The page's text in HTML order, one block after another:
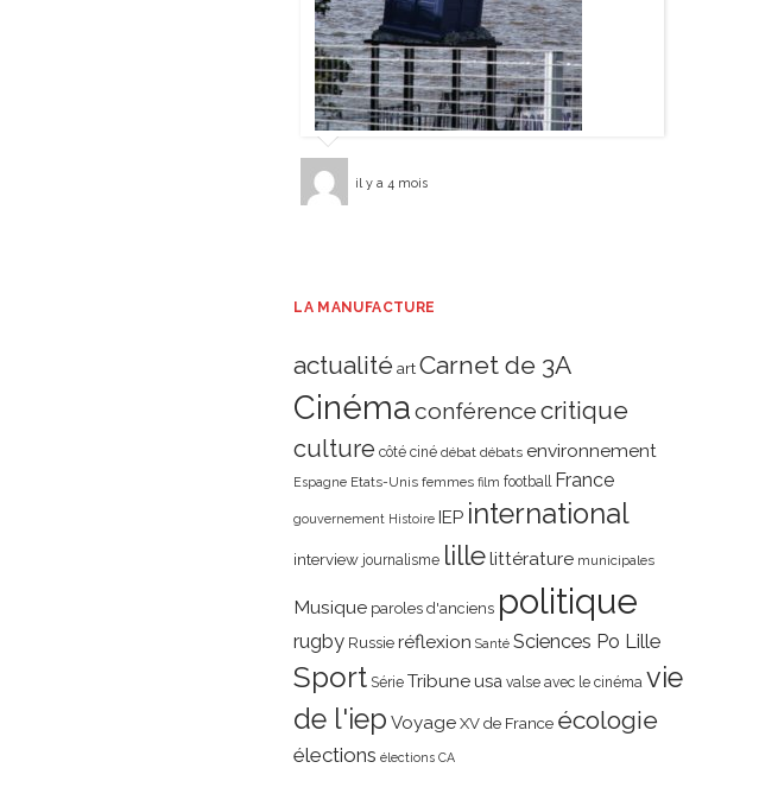
il y a 4 mois
LA MANUFACTURE
actualité art Carnet de 3A
Cinémaconférencecritique
culture côté ciné débat débats environnement
Espagne Etats-Unis femmes film football France
gouvernement Histoire IEP international
interview journalisme lillelittérature municipales
Musique paroles d'anciens politique
rugby Russie réflexion Santé Sciences Po Lille
Sport Série Tribune usa valse avec le cinéma vie
de l'iep Voyage XV de France écologie
élections élections CA